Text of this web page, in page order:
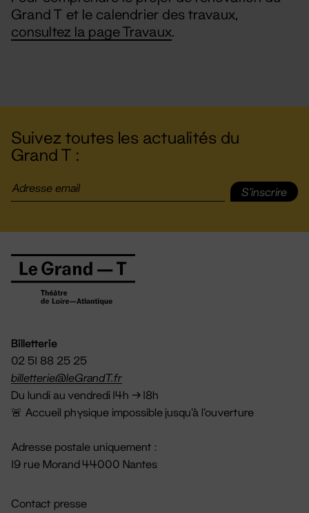
Grand T et le calendrier des travaux,
consultez la page Travaux.
Suivez toutes les actualités du
Grand T :
S'inscrire
Billetterie
02 51 88 25 25
billetterie@leGrandT.fr
Du lundi au vendredi 14h → 18h
🚨 Accueil physique impossible jusqu'à l'ouverture
Adresse postale uniquement :
19 rue Morand 44000 Nantes
Contact presse